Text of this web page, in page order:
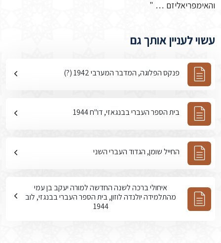
והאימפריאליזם … "
עשוי לעניין אותך גם
פנקס הפלוגה, המדבר המערבי 1942 (?)
בית הספר העברי בבנגאזי, דו"ח 1944
החייל שומן, הגדוד העברי השני
איחולי ברכה לשנה החדשה למורה יעקב בן עמי
מהתלמידה יולנדה לוזון, בית הספר העברי בבנגזי, לוב
1944